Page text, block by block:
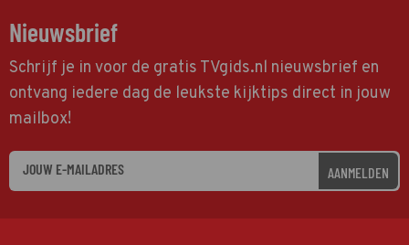
Nieuwsbrief
Schrijf je in voor de gratis TVgids.nl nieuwsbrief en
ontvang iedere dag de leukste kijktips direct in jouw
mailbox!
AANMELDEN